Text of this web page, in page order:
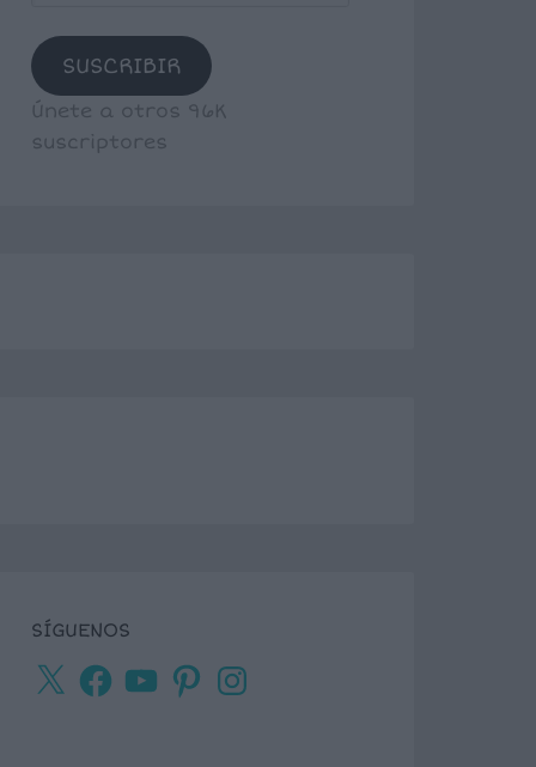
SUSCRIBIR
Únete a otros 96K
suscriptores
SÍGUENOS
X
Facebook
YouTubePinterestInstagram